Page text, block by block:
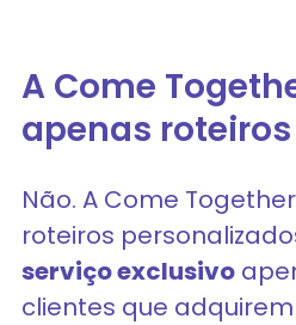
A Come
apenas
Não. A Come
roteiros
serviço exclusivo
clientes que